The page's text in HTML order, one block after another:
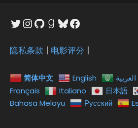
Twitter
Instagram
GitHub
Goodreads
Bluesky
Facebook
隐私条款 | 电影评分 |
简体中文 English العربية
Français
Italiano 日本語
Bahasa Melayu
Русский